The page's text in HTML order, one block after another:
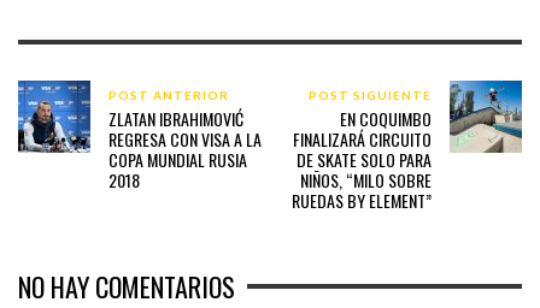
POST ANTERIOR
ZLATAN IBRAHIMOVIĆ
REGRESA CON VISA A LA
COPA MUNDIAL RUSIA
2018
POST SIGUIENTE
EN COQUIMBO
FINALIZARÁ CIRCUITO
DE SKATE SOLO PARA
NIÑOS, “MILO SOBRE
RUEDAS BY ELEMENT”
NO HAY COMENTARIOS